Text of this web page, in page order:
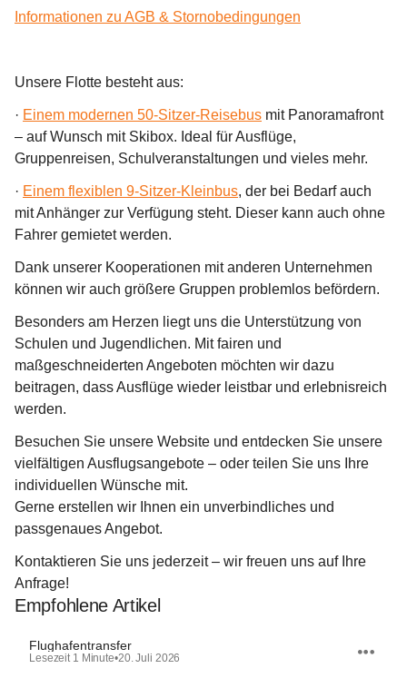
Informationen zu AGB & Stornobedingungen
Unsere Flotte besteht aus:
· Einem modernen 50-Sitzer-Reisebus mit Panoramafront
– auf Wunsch mit Skibox. Ideal für Ausflüge,
Gruppenreisen, Schulveranstaltungen und vieles mehr.
· Einem flexiblen 9-Sitzer-Kleinbus, der bei Bedarf auch
mit Anhänger zur Verfügung steht. Dieser kann auch ohne
Fahrer gemietet werden.
Dank unserer Kooperationen mit anderen Unternehmen
können wir auch größere Gruppen problemlos befördern.
Besonders am Herzen liegt uns die Unterstützung von
Schulen und Jugendlichen. Mit fairen und
maßgeschneiderten Angeboten möchten wir dazu
beitragen, dass Ausflüge wieder leistbar und erlebnisreich
werden.
Besuchen Sie unsere Website und entdecken Sie unsere
vielfältigen Ausflugsangebote – oder teilen Sie uns Ihre
individuellen Wünsche mit.
Gerne erstellen wir Ihnen ein unverbindliches und
passgenaues Angebot.
Kontaktieren Sie uns jederzeit – wir freuen uns auf Ihre
Anfrage!
Empfohlene Artikel
Flughafentransfer
Lesezeit 1 Minute•20. Juli 2026